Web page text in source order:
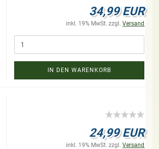
34,99 EUR
inkl. 19% MwSt. zzgl.Versand
IN DEN WARENKORB
24,99 EUR
inkl. 19% MwSt. zzgl.Versand